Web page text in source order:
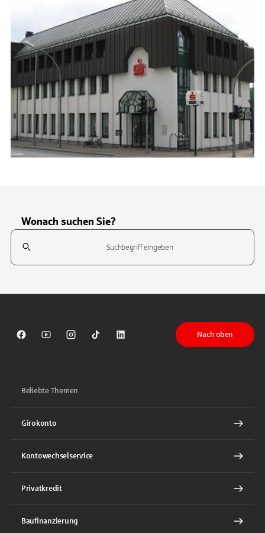
Wonach suchen Sie?
Suchfeld
Sparkasse auf Facebook
Sparkasse auf Youtube
Sparkasse auf Instagram
Sparkasse auf TikTok
Sparkasse auf LinkedIn
Nach oben
Beliebte Themen
Girokonto
Kontowechselservice
Privatkredit
Baufinanzierung